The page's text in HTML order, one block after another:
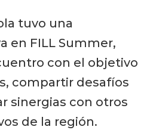
tuvo una
en FILL Summer,
con el objetivo
compartir desafíos
sinergias con otros
de la región.